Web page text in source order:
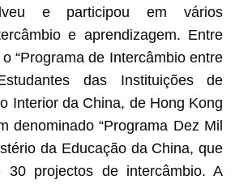
e participou em vários
e aprendizagem. Entre
“Programa de Intercâmbio entre
das Instituições de
Interior da China, de Hong Kong
denominado “Programa Dez Mil
da Educação da China, que
30 projectos de intercâmbio. A